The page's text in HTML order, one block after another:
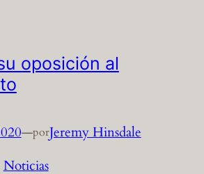
oposición al
—porJeremy Hinsdale
Noticias